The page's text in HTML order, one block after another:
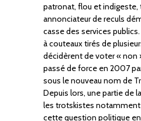
patronat, flou et indigeste,
annonciateur de reculs
casse des services
à couteaux tirés de
décidèrent de voter « non
passé de force en 2007
sous le nouveau nom de
Depuis lors, une partie de
les trotskistes notamment
cette question politique